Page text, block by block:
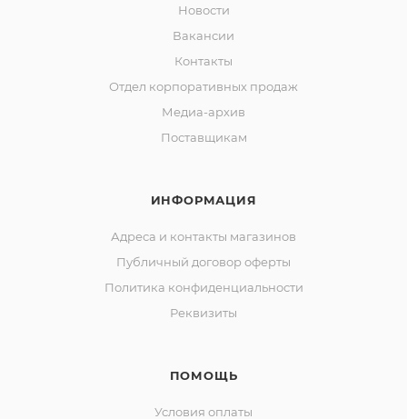
Новости
Вакансии
Контакты
Отдел корпоративных продаж
Медиа-архив
Поставщикам
ИНФОРМАЦИЯ
Адреса и контакты магазинов
Публичный договор оферты
Политика конфиденциальности
Реквизиты
ПОМОЩЬ
Условия оплаты